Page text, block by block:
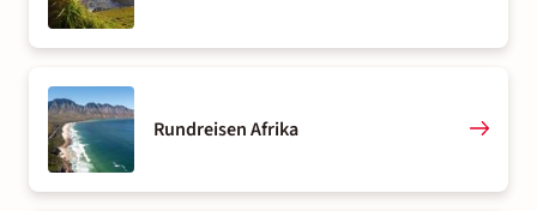
Rundreisen Afrika